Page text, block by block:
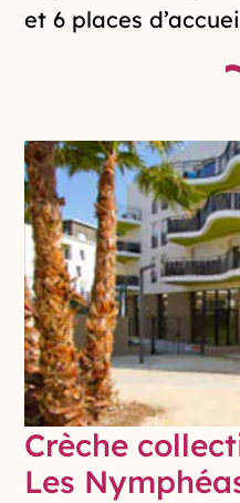
et 6 places
Crèche
Les